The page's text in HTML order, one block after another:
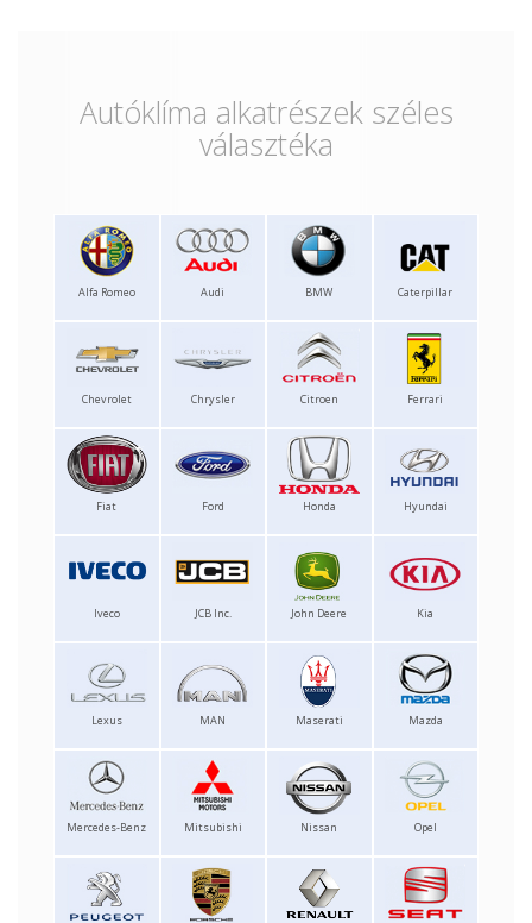
Autóklíma alkatrészek széles
választéka
Alfa Romeo Audi BMW Caterpillar
Chevrolet Chrysler Citroen Ferrari
Fiat Ford Honda Hyundai
Iveco JCB Inc. John Deere Kia
Lexus MAN Maserati Mazda
Mercedes-Benz Mitsubishi Nissan Opel